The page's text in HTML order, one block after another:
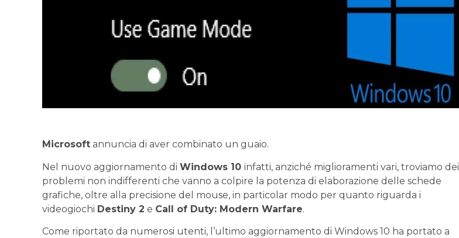
Microsoft annuncia di aver combinato un guaio.
Nel nuovo aggiornamento di Windows 10 infatti, anziché miglioramenti vari, troviamo dei
problemi non indifferenti che vanno a colpire la potenza di elaborazione delle schede
grafiche, oltre alla precisione del mouse, in particolar modo per quanto riguarda i
videogiochi Destiny 2 e Call of Duty: Modern Warfare.
Come riportato da numerosi utenti, l’ultimo aggiornamento di Windows 10 ha portato a